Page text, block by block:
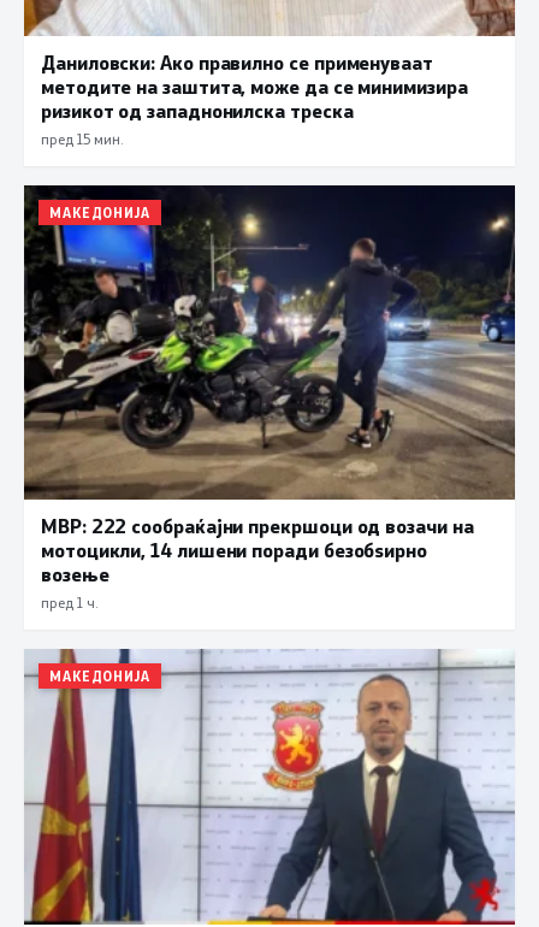
Даниловски: Ако правилно се применуваат
методите на заштита, може да се минимизира
ризикот од западнонилска треска
пред 15 мин.
МАКЕДОНИЈА
МВР: 222 сообраќајни прекршоци од возачи на
мотоцикли, 14 лишени поради безобѕирно
возење
пред 1 ч.
МАКЕДОНИЈА